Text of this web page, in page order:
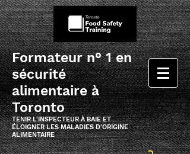
Formateur n° 1 en
sécurité
alimentaire à
Toronto
TENIR L'INSPECTEUR À BAIE ET
ÉLOIGNER LES MALADIES D'ORIGINE
ALIMENTAIRE